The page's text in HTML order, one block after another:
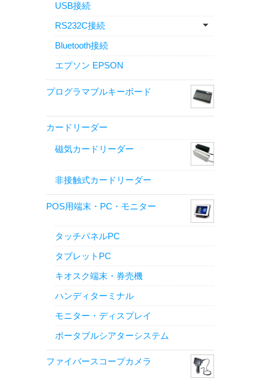
USB接続
RS232C接続
Bluetooth接続
エプソン EPSON
プログラマブルキーボード
カードリーダー
磁気カードリーダー
非接触式カードリーダー
POS用端末・PC・モニター
タッチパネルPC
タブレットPC
キオスク端末・券売機
ハンディターミナル
モニター・ディスプレイ
ポータブルシアターシステム
ファイバースコープカメラ